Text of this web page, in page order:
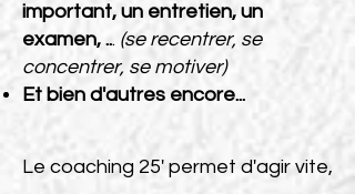
important, un entretien, un
examen, ... (se recentrer, se
concentrer, se motiver)
Et bien d'autres encore...
Le coaching 25' permet d'agir vite,